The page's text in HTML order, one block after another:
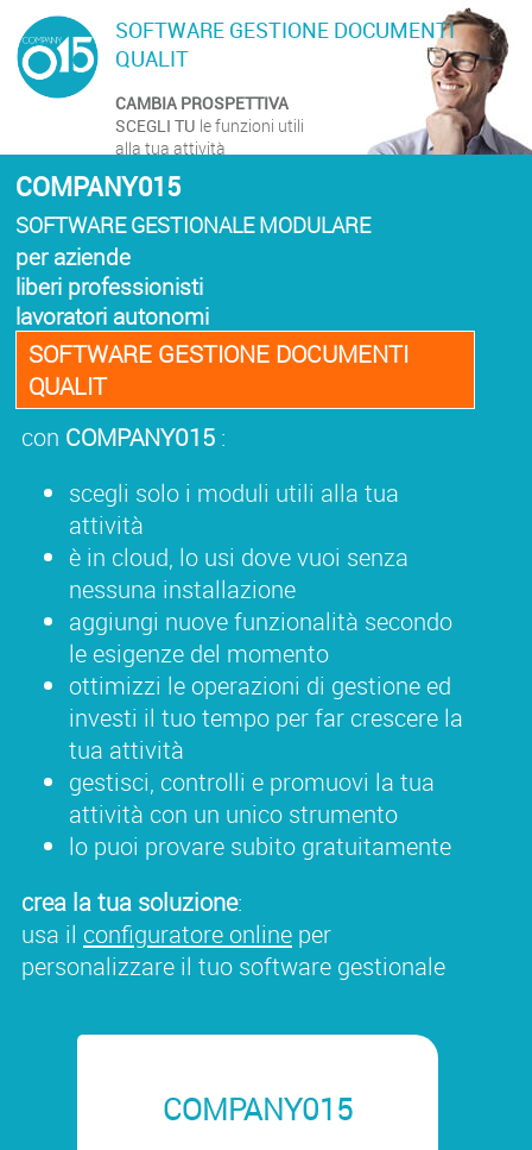
SOFTWARE GESTIONE DOCUMENTI
QUALIT
CAMBIA PROSPETTIVA
SCEGLI TU le funzioni utili
alla tua attività
COMPANY015
SOFTWARE GESTIONALE MODULARE
per aziende
liberi professionisti
lavoratori autonomi
SOFTWARE GESTIONE DOCUMENTI
QUALIT
con COMPANY015 :
scegli solo i moduli utili alla tua
attività
è in cloud, lo usi dove vuoi senza
nessuna installazione
aggiungi nuove funzionalità secondo
le esigenze del momento
ottimizzi le operazioni di gestione ed
investi il tuo tempo per far crescere la
tua attività
gestisci, controlli e promuovi la tua
attività con un unico strumento
lo puoi provare subito gratuitamente
crea la tua soluzione:
usa il configuratore online per
personalizzare il tuo software gestionale
COMPANY015